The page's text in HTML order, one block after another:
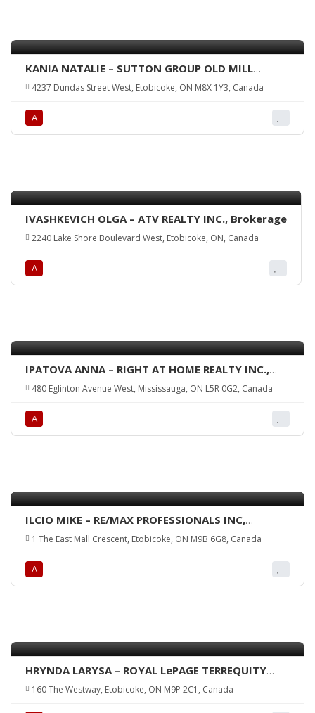
KANIA NATALIE – SUTTON GROUP OLD MILL
REALTY INC., Brokerage
4237 Dundas Street West, Etobicoke, ON M8X 1Y3, Canada
А
IVASHKEVICH OLGA – ATV REALTY INC., Brokerage
2240 Lake Shore Boulevard West, Etobicoke, ON, Canada
А
IPATOVA ANNA – RIGHT AT HOME REALTY INC.,
Brokerage
480 Eglinton Avenue West, Mississauga, ON L5R 0G2, Canada
А
ILCIO MIKE – RE/MAX PROFESSIONALS INC,
Brokerage
1 The East Mall Crescent, Etobicoke, ON M9B 6G8, Canada
А
HRYNDA LARYSA – ROYAL LePAGE TERREQUITY
REALTY, Brokerage
160 The Westway, Etobicoke, ON M9P 2C1, Canada